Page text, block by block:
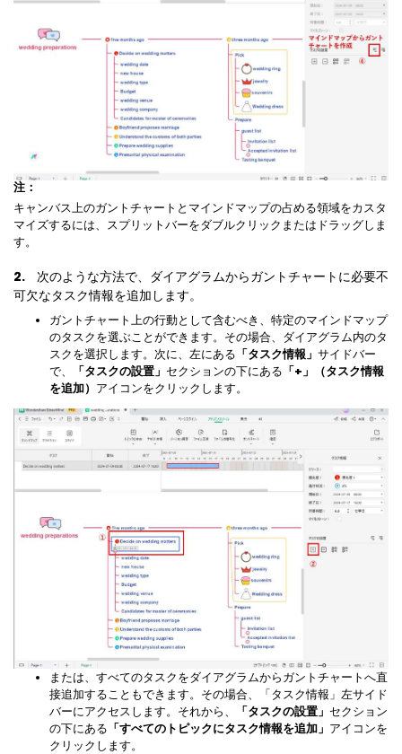
注：
キャンバス上のガントチャートとマインドマップの占める領域をカスタ
マイズするには、スプリットバーをダブルクリックまたはドラッグしま
す。
2.
次のような方法で、ダイアグラムからガントチャートに必要不
可欠なタスク情報を追加します。
ガントチャート上の行動として含むべき、特定のマインドマップ
のタスクを選ぶことができます。その場合、ダイアグラム内のタ
スクを選択します。次に、左にある 「タスク情報」 サイドバー
で、
「タスクの設置」 セクションの下にある 「+」（タスク情報
を追加） アイコンをクリックします。
または、すべてのタスクをダイアグラムからガントチャートへ直
接追加することもできます。その場合、「タスク情報」左サイド
バーにアクセスします。それから、
「タスクの設置」 セクション
の下にある 「すべてのトピックにタスク情報を追加」 アイコンを
クリックします。